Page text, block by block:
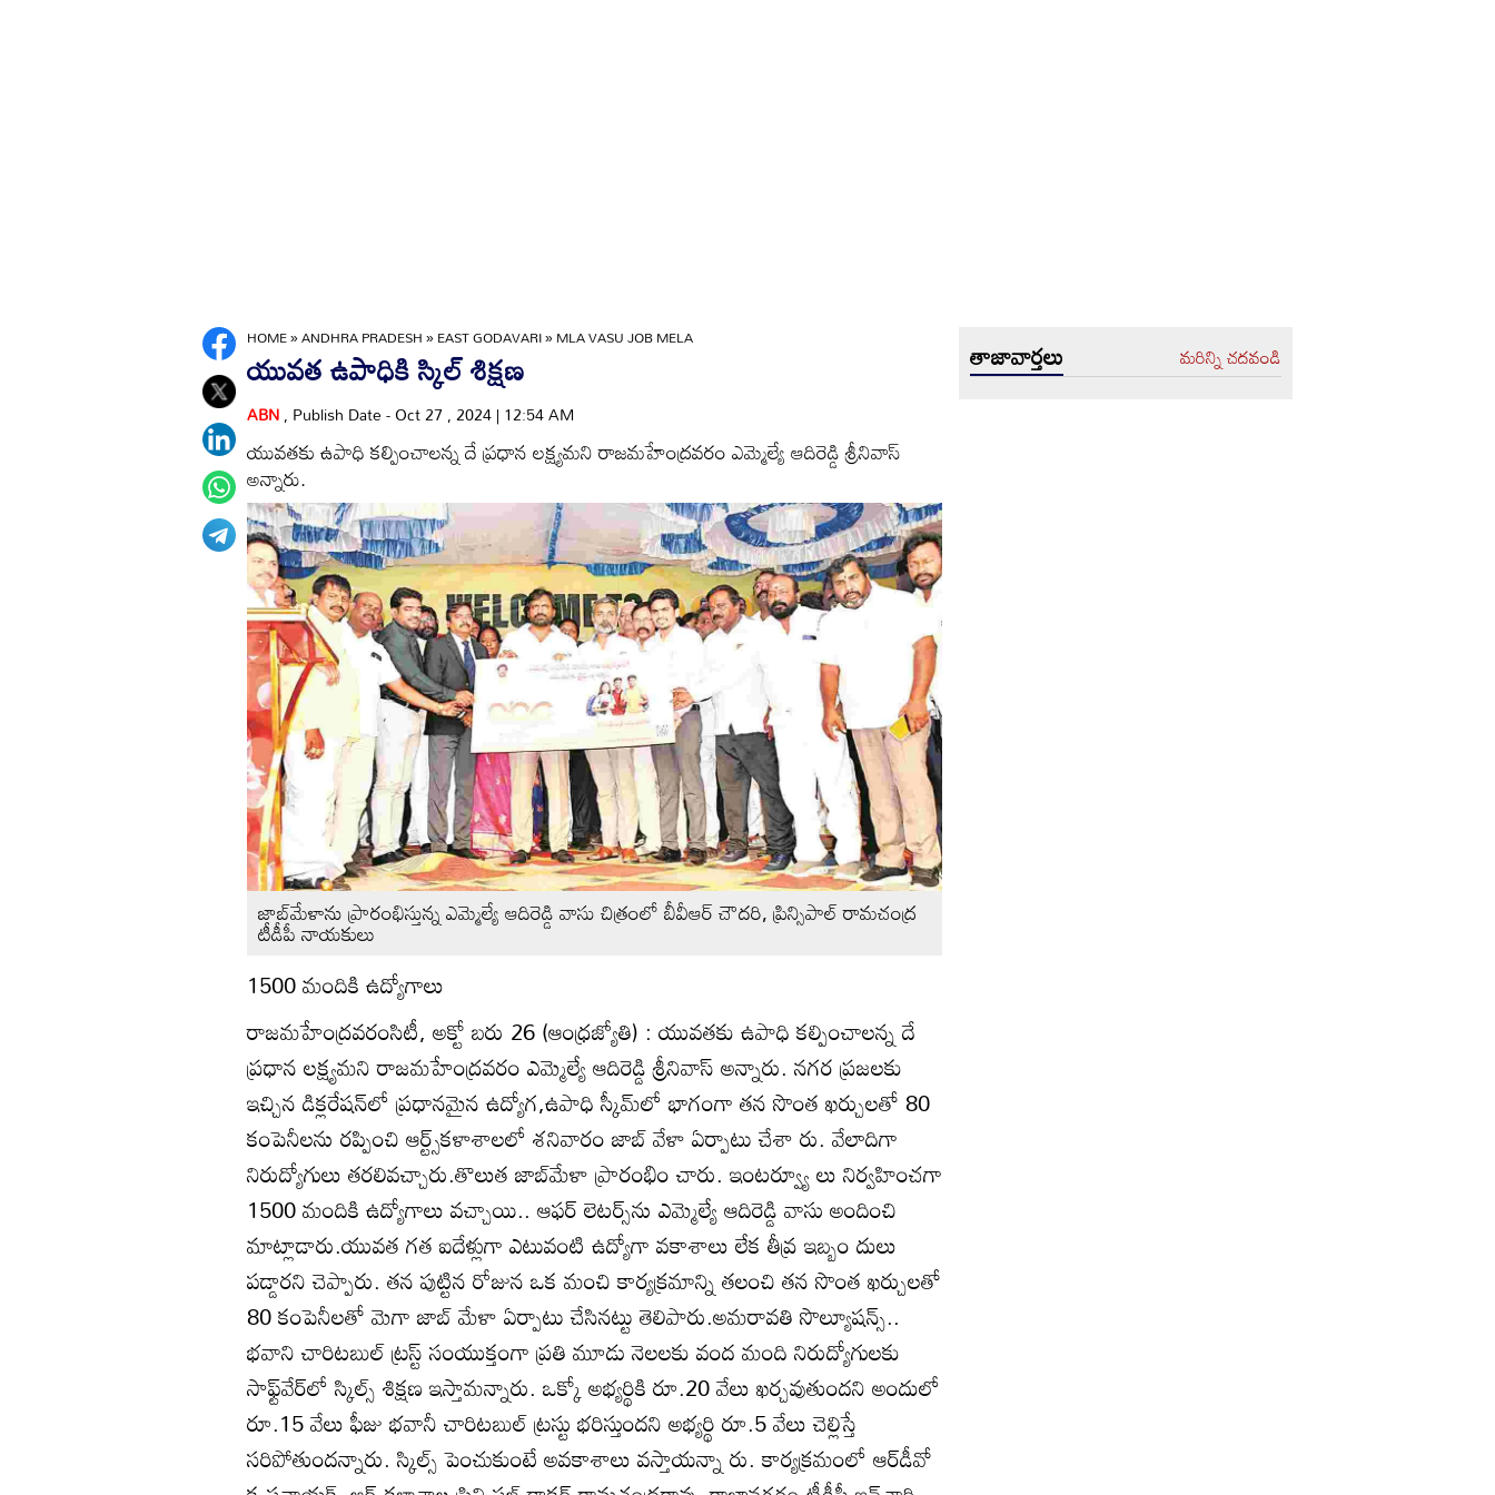
HOME»ANDHRA PRADESH»EAST GODAVARI»MLA VASU JOB MELA
యువత ఉపాధికి స్కిల్‌ శిక్షణ
ABN, Publish Date - Oct 27 , 2024 | 12:54 AM
యువతకు ఉపాధి కల్పించాలన్న దే ప్రధాన లక్ష్యమని రాజమహేంద్రవరం ఎమ్మెల్యే ఆదిరెడ్డి శ్రీనివాస్‌
అన్నారు.
జాబ్‌మేళాను ప్రారంభిస్తున్న ఎమ్మెల్యే ఆదిరెడ్డి వాసు చిత్రంలో బీవీఆర్‌ చౌదరి, ప్రిన్సిపాల్‌ రామచంద్ర
టీడీపీ నాయకులు
1500 మందికి ఉద్యోగాలు
రాజమహేంద్రవరంసిటీ, అక్టో బరు 26 (ఆంధ్రజ్యోతి) : యువతకు ఉపాధి కల్పించాలన్న దే
ప్రధాన లక్ష్యమని రాజమహేంద్రవరం ఎమ్మెల్యే ఆదిరెడ్డి శ్రీనివాస్‌ అన్నారు. నగర ప్రజలకు
ఇచ్చిన డిక్లరేషన్‌లో ప్రధానమైన ఉద్యోగ,ఉపాధి స్కీమ్‌లో భాగంగా తన సొంత ఖర్చులతో 80
కంపెనీలను రప్పించి ఆర్ట్స్‌కళాశాలలో శనివారం జాబ్‌ వేళా ఏర్పాటు చేశా రు. వేలాదిగా
నిరుద్యోగులు తరలివచ్చారు.తొలుత జాబ్‌మేళా ప్రారంభిం చారు. ఇంటర్వ్యూ లు నిర్వహించగా
1500 మందికి ఉద్యోగాలు వచ్చాయి.. ఆఫర్‌ లెటర్స్‌ను ఎమ్మెల్యే ఆదిరెడ్డి వాసు అందించి
మాట్లాడారు.యువత గత ఐదేళ్లుగా ఎటువంటి ఉద్యోగా వకాశాలు లేక తీవ్ర ఇబ్బం దులు
పడ్డారని చెప్పారు. తన పుట్టిన రోజున ఒక మంచి కార్యక్రమాన్ని తలంచి తన సొంత ఖర్చులతో
80 కంపెనీలతో మెగా జాబ్‌ మేళా ఏర్పాటు చేసినట్టు తెలిపారు.అమరావతి సొల్యూషన్స్‌..
భవాని చారిటబుల్‌ ట్రస్ట్‌ సంయుక్తంగా ప్రతి మూడు నెలలకు వంద మంది నిరుద్యోగులకు
సాఫ్ట్‌వేర్‌లో స్కిల్స్‌ శిక్షణ ఇస్తామన్నారు. ఒక్కో అభ్యర్థికి రూ.20 వేలు ఖర్చవుతుందని అందులో
రూ.15 వేలు ఫీజు భవానీ చారిటబుల్‌ ట్రస్టు భరిస్తుందని అభ్యర్థి రూ.5 వేలు చెల్లిస్తే
సరిపోతుందన్నారు. స్కిల్స్‌ పెంచుకుంటే అవకాశాలు వస్తాయన్నా రు. కార్యక్రమంలో ఆర్‌డీవో
తాజావార్తలు మరిన్ని చదవండి